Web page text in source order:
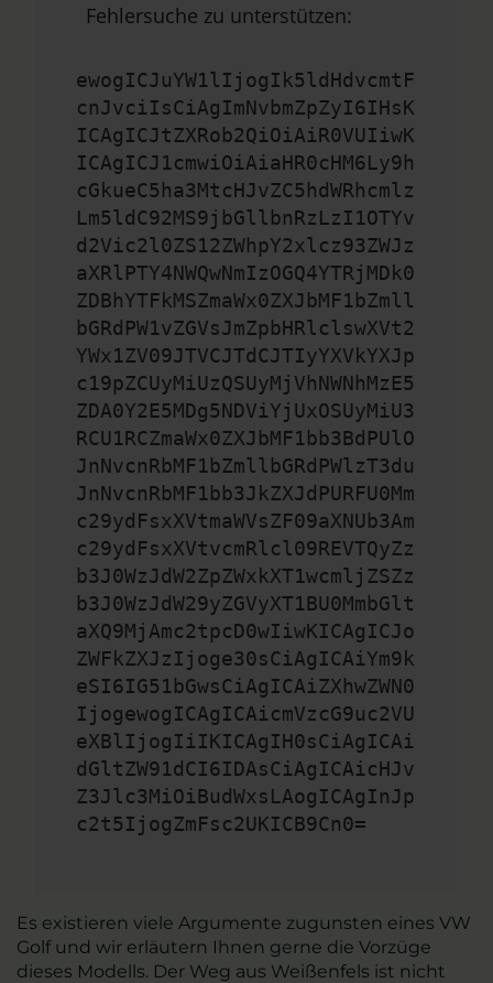
Fehlersuche zu unterstützen:
ewogICJuYW1lIjogIk5ldHdvcmtF
cnJvciIsCiAgImNvbmZpZyI6IHsK
ICAgICJtZXRob2QiOiAiR0VUIiwK
ICAgICJ1cmwiOiAiaHR0cHM6Ly9h
cGkueC5ha3MtcHJvZC5hdWRhcmlz
Lm5ldC92MS9jbGllbnRzLzI1OTYv
d2Vic2l0ZS12ZWhpY2xlcz93ZWJz
aXRlPTY4NWQwNmIzOGQ4YTRjMDk0
ZDBhYTFkMSZmaWx0ZXJbMF1bZmll
bGRdPW1vZGVsJmZpbHRlclswXVt2
YWx1ZV09JTVCJTdCJTIyYXVkYXJp
c19pZCUyMiUzQSUyMjVhNWNhMzE5
ZDA0Y2E5MDg5NDViYjUxOSUyMiU3
RCU1RCZmaWx0ZXJbMF1bb3BdPUlO
JnNvcnRbMF1bZmllbGRdPWlzT3du
JnNvcnRbMF1bb3JkZXJdPURFU0Mm
c29ydFsxXVtmaWVsZF09aXNUb3Am
c29ydFsxXVtvcmRlcl09REVTQyZz
b3J0WzJdW2ZpZWxkXT1wcmljZSZz
b3J0WzJdW29yZGVyXT1BU0MmbGlt
aXQ9MjAmc2tpcD0wIiwKICAgICJo
ZWFkZXJzIjoge30sCiAgICAiYm9k
eSI6IG51bGwsCiAgICAiZXhwZWN0
IjogewogICAgICAicmVzcG9uc2VU
eXBlIjogIiIKICAgIH0sCiAgICAi
dGltZW91dCI6IDAsCiAgICAicHJv
Z3Jlc3MiOiBudWxsLAogICAgInJp
c2t5IjogZmFsc2UKICB9Cn0=
Es existieren viele Argumente zugunsten eines VW
Golf und wir erläutern Ihnen gerne die Vorzüge
dieses Modells. Der Weg aus Weißenfels ist nicht